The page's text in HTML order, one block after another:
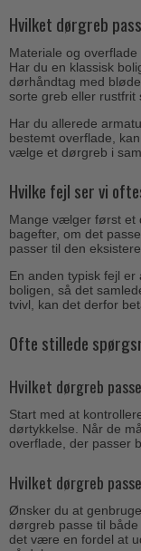
Hvilket dørgreb
Materiale og
Har du en klassisk
dørhåndtag med
sorte greb eller
Har du allerede
bestemt overflade,
vælge et dørgreb i
Hvilke fejl ser vi
Mange vælger først et
bagefter, om det
passer til den
En anden typisk fejl
boligen, så det
tvivl, kan det derfor
Ofte stillede
Hvilket dørgreb
Start med at
dørtykkelse. Når de
overflade, der passer
Hvilket dørgreb
Ønsker du at
dørgreb passe til
det være en fordel at